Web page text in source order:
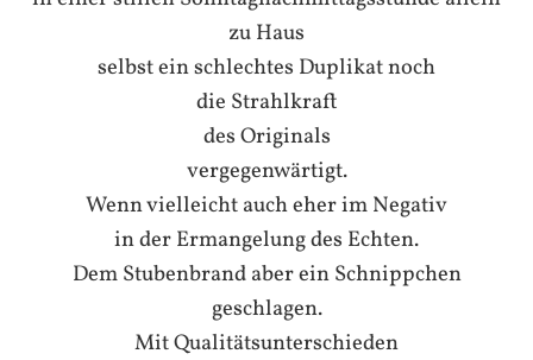
zu Haus
selbst ein schlechtes Duplikat noch
die Strahlkraft
des Originals
vergegenwärtigt.
Wenn vielleicht auch eher im Negativ
in der Ermangelung des Echten.
Dem Stubenbrand aber ein Schnippchen
geschlagen.
Mit Qualitätsunterschieden